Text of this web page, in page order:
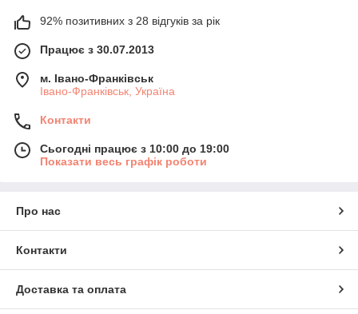
92% позитивних з 28 відгуків за рік
Працює з 30.07.2013
м. Івано-Франківськ
Івано-Франківськ, Україна
Контакти
Сьогодні працює з 10:00 до 19:00
Показати весь графік роботи
Про нас
Контакти
Доставка та оплата